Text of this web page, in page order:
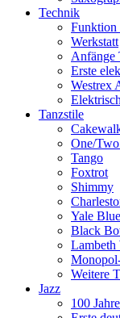
Technik
Funktion
Werkstatt
Anfänge
Erste
Westrex
Tanzstile
One/
Tango
Foxtrot
Shimmy
Yale
Black
Lambeth
Weitere
Jazz
100